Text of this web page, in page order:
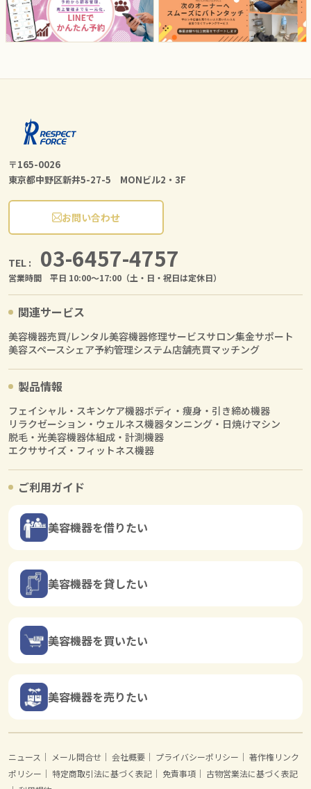
〒165-0026
東京都中野区新井5-27-5 MONビル2・3F
お問い合わせ
TEL : 03-6457-4757
営業時間 平日 10:00〜17:00（土・日・祝日は定休日）
関連サービス
美容機器売買/レンタル美容機器修理サービスサロン集金サポート
美容スペースシェア予約管理システム店舗売買マッチング
製品情報
フェイシャル・スキンケア機器ボディ・痩身・引き締め機器
リラクゼーション・ウェルネス機器タンニング・日焼けマシン
脱毛・光美容機器体組成・計測機器
エクササイズ・フィットネス機器
ご利用ガイド
美容機器を借りたい
美容機器を貸したい
美容機器を買いたい
美容機器を売りたい
ニュース ｜ メール問合せ ｜ 会社概要 ｜ プライバシーポリシー ｜ 著作権リンク
ポリシー ｜ 特定商取引法に基づく表記 ｜ 免責事項 ｜ 古物営業法に基づく表記